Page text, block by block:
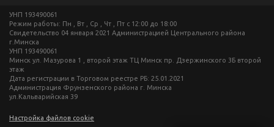
УНП 193490061
Режим работы: Пн , Вт , Ср , Чт , Пт c 12:00 до 18:00
Свидетельство 04 января 2021 Администрацией Центрального района
г.Минска
УНП 193490061
Минск ул. Мазурова 1 , второй этаж ТЦ Минск пр. Дзержинского 3Б второй
этаж
Дата регистрации в Торговом реестре РБ: 25.01.2021
Администрация Фрунзенского района г. Минска
ул.Кальварийская 39
Настройка файлов cookie